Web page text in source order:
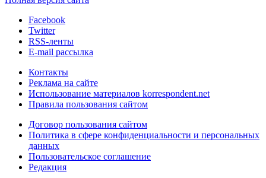
Facebook
Twitter
RSS-ленты
E-mail рассылка
Контакты
Реклама на сайте
Использование материалов korrespondent.net
Правила пользования сайтом
Договор пользования сайтом
Политика в сфере конфиденциальности и персональных
данных
Пользовательское соглашение
Редакция